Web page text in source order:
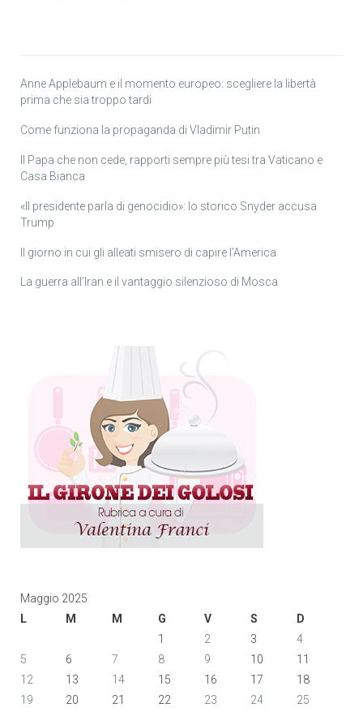
Anne Applebaum e il momento europeo: scegliere la libertà
prima che sia troppo tardi
Come funziona la propaganda di Vladimir Putin
Il Papa che non cede, rapporti sempre più tesi tra Vaticano e
Casa Bianca
«Il presidente parla di genocidio»: lo storico Snyder accusa
Trump
Il giorno in cui gli alleati smisero di capire l’America
La guerra all’Iran e il vantaggio silenzioso di Mosca
Maggio 2025
L
M M G V S
D
1
2 3
4
5
6 7 8 9 10
11
12
13 14 15 16 17
18
19
20 21 22 23 24
25